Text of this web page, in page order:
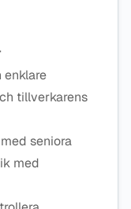
enklare
tillverkarens
seniora
med